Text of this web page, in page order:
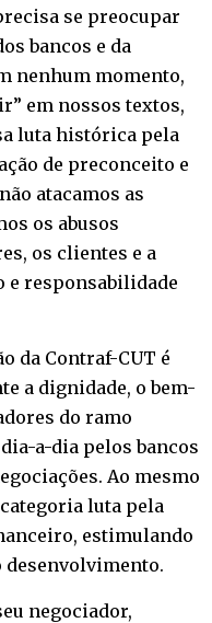
se preocupar
bancos e da
nenhum momento,
em nossos textos,
luta histórica pela
de preconceito e
atacamos as
os abusos
os clientes e a
e responsabilidade
da Contraf-CUT é
a dignidade, o bem-
do ramo
a-dia pelos bancos
Ao mesmo
luta pela
estimulando
desenvolvimento.
negociador,